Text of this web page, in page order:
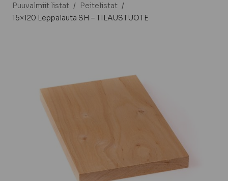
Puuvalmiit listat / Peitelistat /
15×120 Leppälauta SH – TILAUSTUOTE